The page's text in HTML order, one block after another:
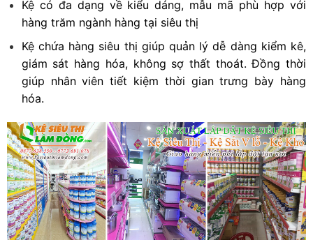
Kệ có đa dạng về kiểu dáng, mẫu mã phù hợp với
hàng trăm ngành hàng tại siêu thị
Kệ chứa hàng siêu thị giúp quản lý dễ dàng kiểm kê,
giám sát hàng hóa, không sợ thất thoát. Đồng thời
giúp nhân viên tiết kiệm thời gian trưng bày hàng
hóa.